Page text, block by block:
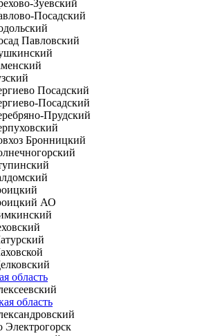
Зуевский
Посадский
Павловский
Посадский
Посадский
Прудский
Бронницкий
АО
область
область
Электрогорск